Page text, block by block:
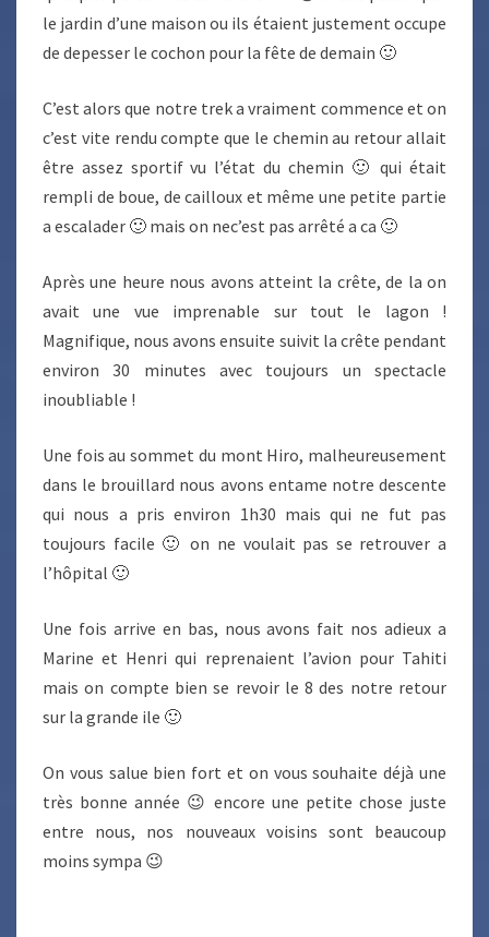
le jardin d’une maison ou ils étaient justement occupe
de depesser le cochon pour la fête de demain 🙂
C’est alors que notre trek a vraiment commence et on
c’est vite rendu compte que le chemin au retour allait
être assez sportif vu l’état du chemin 🙂 qui était
rempli de boue, de cailloux et même une petite partie
a escalader 🙂 mais on nec’est pas arrêté a ca 🙂
Après une heure nous avons atteint la crête, de la on
avait une vue imprenable sur tout le lagon !
Magnifique, nous avons ensuite suivit la crête pendant
environ 30 minutes avec toujours un spectacle
inoubliable !
Une fois au sommet du mont Hiro, malheureusement
dans le brouillard nous avons entame notre descente
qui nous a pris environ 1h30 mais qui ne fut pas
toujours facile 🙂 on ne voulait pas se retrouver a
l’hôpital 🙂
Une fois arrive en bas, nous avons fait nos adieux a
Marine et Henri qui reprenaient l’avion pour Tahiti
mais on compte bien se revoir le 8 des notre retour
sur la grande ile 🙂
On vous salue bien fort et on vous souhaite déjà une
très bonne année 😉 encore une petite chose juste
entre nous, nos nouveaux voisins sont beaucoup
moins sympa 😉